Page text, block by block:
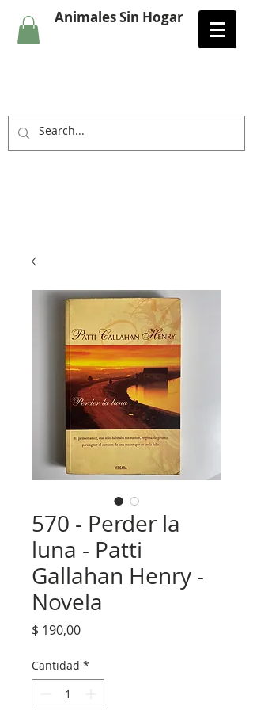
Animales Sin Hogar
570 - Perder la
luna - Patti
Gallahan Henry -
Novela
$ 190,00Precio
Cantidad *